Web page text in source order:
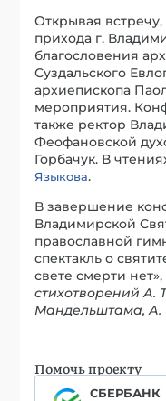
Открывая встречу,
прихода г.
благословения
Суздальского
архиепископа
мероприятия.
также ректор
Феофановской
Горбачук. В
Языкова.
В завершение
Владимирской
православной
спектакль о
свете смерти
стихотворений А.
Мандельштама, А.
Помочь проекту
СБЕРБАНК